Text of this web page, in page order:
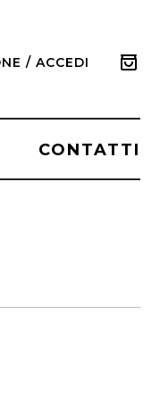
/ ACCEDI
CONTATTI